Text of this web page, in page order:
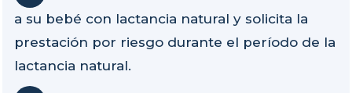
a su bebé con lactancia natural y solicita la
prestación por riesgo durante el período de la
lactancia natural.